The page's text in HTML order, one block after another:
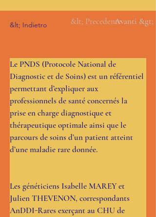
Le PNDS (Protocole National de
Diagnostic et de Soins) est un référentiel
permettant d’expliquer aux
professionnels de santé concernés la
prise en charge diagnostique et
thérapeutique optimale ainsi que le
parcours de soins d’un patient atteint
d’une maladie rare donnée.
Les généticiens Isabelle MAREY et
Julien THEVENON, correspondants
AnDDI-Rares exerçant au CHU de
&lt; Indietro &lt; PrecedenteAvanti &gt;